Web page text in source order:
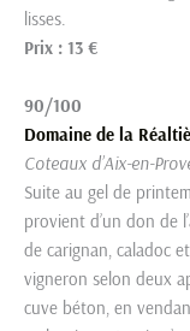
lisses.
Prix : 13 €
90/100
Domaine de la
Coteaux d’Aix-en-
Suite au gel de
provient d’un don de
de carignan, caladoc
vigneron selon deux
cuve béton, en